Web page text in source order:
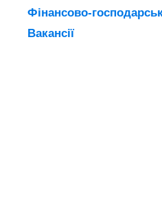
Фінансово-
Вакансії